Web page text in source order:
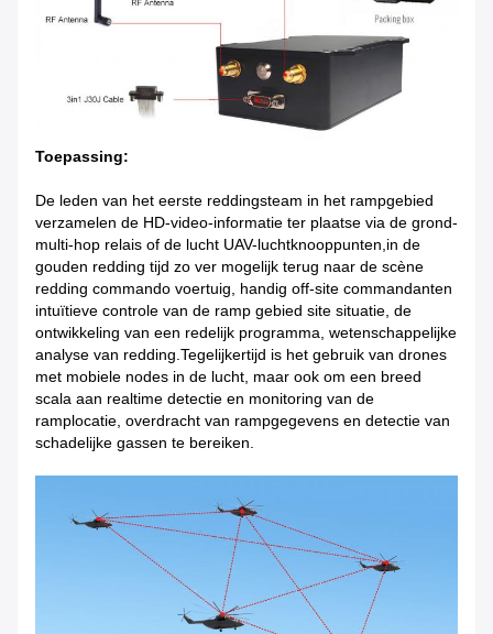
Toepassing:
De leden van het eerste reddingsteam in het rampgebied
verzamelen de HD-video-informatie ter plaatse via de grond-
multi-hop relais of de lucht UAV-luchtknooppunten,in de
gouden redding tijd zo ver mogelijk terug naar de scène
redding commando voertuig, handig off-site commandanten
intuïtieve controle van de ramp gebied site situatie, de
ontwikkeling van een redelijk programma, wetenschappelijke
analyse van redding.Tegelijkertijd is het gebruik van drones
met mobiele nodes in de lucht, maar ook om een breed
scala aan realtime detectie en monitoring van de
ramplocatie, overdracht van rampgegevens en detectie van
schadelijke gassen te bereiken.